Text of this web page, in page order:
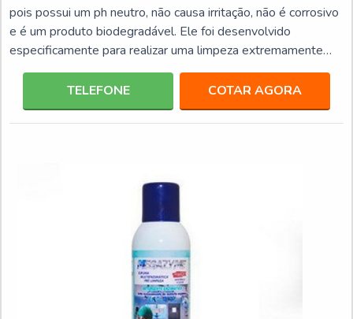
pois possui um ph neutro, não causa irritação, não é corrosivo
e é um produto biodegradável. Ele foi desenvolvido
especificamente para realizar uma limpeza extremamente
eficiente, ele é utilizado em consultórios odontológicos e em
ambiente hospitalar, tem a capacidade de dissolver material
orgânico, como sangue pus, entre outros. Geralmente o uso é
feito por meio de uma solução onde são imersos os
TELEFONE COTAR AGORA